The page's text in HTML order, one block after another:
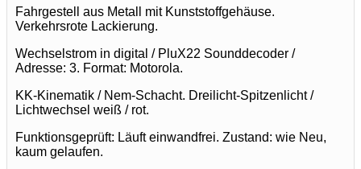
Fahrgestell aus Metall mit Kunststoffgehäuse.
Verkehrsrote Lackierung.
Wechselstrom in digital / PluX22 Sounddecoder /
Adresse: 3. Format: Motorola.
KK-Kinematik / Nem-Schacht. Dreilicht-Spitzenlicht /
Lichtwechsel weiß / rot.
Funktionsgeprüft: Läuft einwandfrei. Zustand: wie Neu,
kaum gelaufen.